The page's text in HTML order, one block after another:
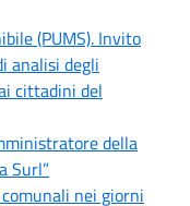
(PUMS). Invito
analisi degli
cittadini del
della
Surl”
nei giorni